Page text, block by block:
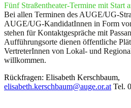
Fünf Straßentheater-Termine mit Start
Bei allen Terminen des AUGE/UG-
AUGE/UG-KandidatInnen in Form
stehen für Kontaktgespräche mit
Aufführungsorte dienen öffentliche
VertreterInnen von Lokal- und
willkommen.
Rückfragen: Elisabeth Kerschbaum,
elisabeth.kerschbaum@auge.or.at Tel.